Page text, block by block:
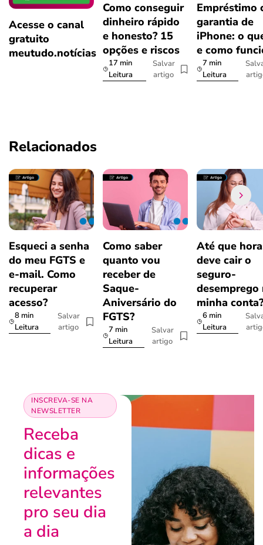
Acesse o canal
gratuito
meutudo.notícias
Como conseguir
dinheiro rápido
e honesto? 15
opções e riscos
17 min
Leitura
Salvar
artigo
Empréstimo
garantia de
iPhone: o
e como
7 min
Leitura
Relacionados
Esqueci a senha
do meu FGTS e
e-mail. Como
recuperar
acesso?
8 min
Leitura
Salvar
artigo
Como saber
quanto vou
receber de
Saque-
Aniversário do
FGTS?
7 min
Leitura
Salvar
artigo
Até que
deve cair o
seguro-
desemprego
minha conta?
6 min
Leitura
INSCREVA-SE NA
NEWSLETTER
Receba
dicas e
informações
relevantes
pro seu dia
a dia